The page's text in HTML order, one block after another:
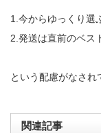
1.今からゆっくり選
2.発送は直前のベス
という配慮がなされ
関連記事